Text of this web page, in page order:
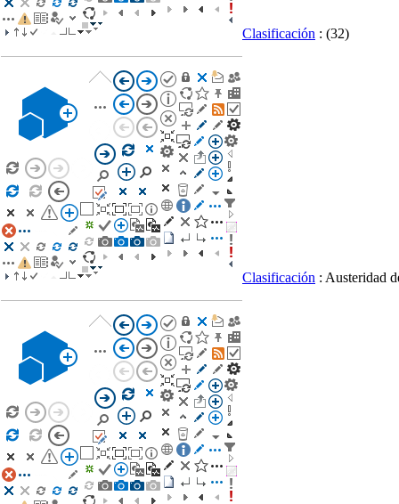
Clasificación : (32)
Clasificación : Austeridad